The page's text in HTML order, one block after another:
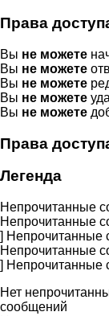
Права
Вы не можете
Вы не можете
Вы не можете
Вы не можете
Вы не можете
Права
Легенда
Непрочитанные
Непрочитанные
] Непрочитанные
Непрочитанные
] Непрочитанные
Нет
сообщений